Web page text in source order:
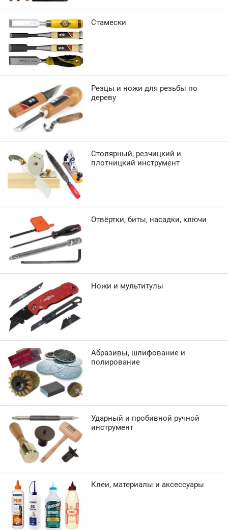
Стамески
Резцы и ножи для резьбы по
дереву
Столярный, резчицкий и
плотницкий инструмент
Отвёртки, биты, насадки, ключи
Ножи и мультитулы
Абразивы, шлифование и
полирование
Ударный и пробивной ручной
инструмент
Клеи, материалы и аксессуары